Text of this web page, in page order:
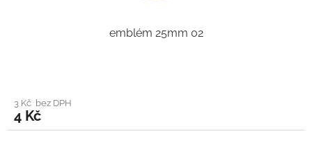
emblém 25mm 02
3 Kč bez DPH
4 Kč